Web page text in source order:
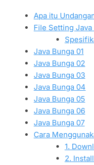
Apa itu
File Setting Java
Java Bunga 01
Java Bunga 02
Java Bunga 03
Java Bunga 04
Java Bunga 05
Java Bunga 06
Java Bunga 07
Cara
1.
2.